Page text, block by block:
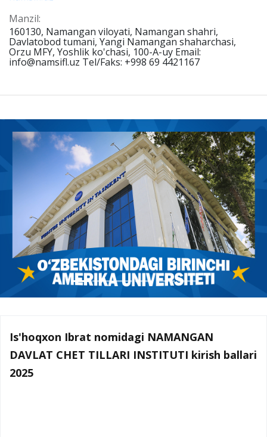
Manzil:
160130, Namangan viloyati, Namangan shahri,
Davlatobod tumani, Yangi Namangan shaharchasi,
Orzu MFY, Yoshlik ko'chasi, 100-A-uy Email:
info@namsifl.uz Tel/Faks: +998 69 4421167
Is'hoqxon Ibrat nomidagi NAMANGAN
DAVLAT CHET TILLARI INSTITUTI kirish ballari
2025